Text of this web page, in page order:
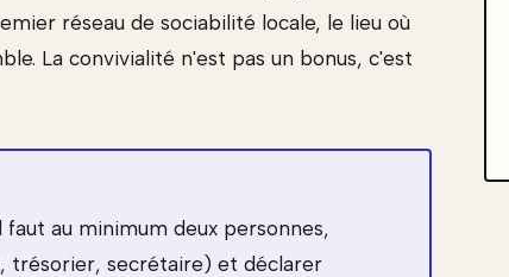
réseau de sociabilité locale, le lieu où
La convivialité n'est pas un bonus, c'est
faut au minimum deux personnes,
trésorier, secrétaire) et déclarer